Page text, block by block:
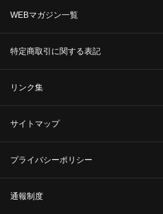
WEBマガジン一覧
特定商取引に関する表記
リンク集
サイトマップ
プライバシーポリシー
通報制度